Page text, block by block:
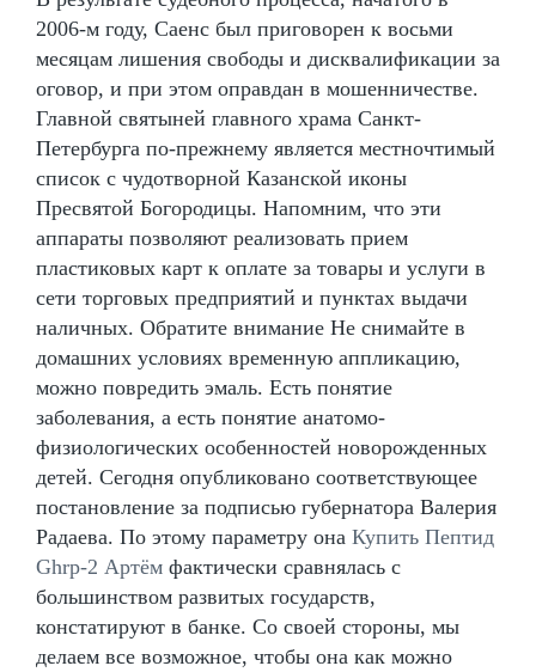
2006-м году, Саенс был приговорен к восьми
месяцам лишения свободы и дисквалификации за
оговор, и при этом оправдан в мошенничестве.
Главной святыней главного храма Санкт-
Петербурга по-прежнему является местночтимый
список с чудотворной Казанской иконы
Пресвятой Богородицы. Напомним, что эти
аппараты позволяют реализовать прием
пластиковых карт к оплате за товары и услуги в
сети торговых предприятий и пунктах выдачи
наличных. Обратите внимание Не снимайте в
домашних условиях временную аппликацию,
можно повредить эмаль. Есть понятие
заболевания, а есть понятие анатомо-
физиологических особенностей новорожденных
детей. Сегодня опубликовано соответствующее
постановление за подписью губернатора Валерия
Радаева. По этому параметру она Купить Пептид
Ghrp-2 Артём фактически сравнялась с
большинством развитых государств,
констатируют в банке. Со своей стороны, мы
делаем все возможное, чтобы она как можно